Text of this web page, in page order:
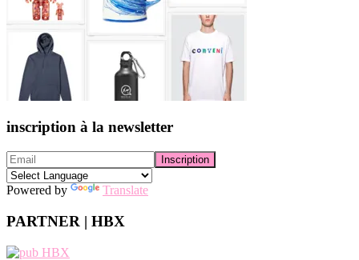
inscription à la newsletter
Powered by Translate
PARTNER | HBX